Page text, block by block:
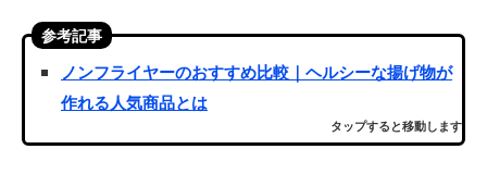
参考記事
ノンフライヤーのおすすめ比較｜ヘルシーな揚げ物が
作れる人気商品とは
タップすると移動します